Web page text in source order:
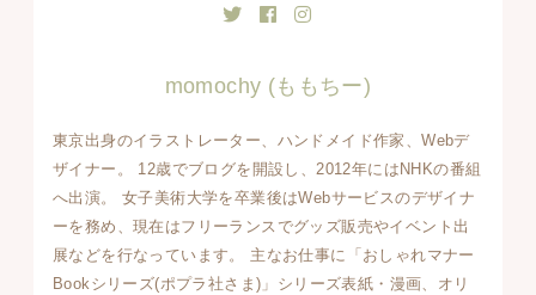
momochy (ももちー)
東京出身のイラストレーター、ハンドメイド作家、Webデ
ザイナー。 12歳でブログを開設し、2012年にはNHKの番組
へ出演。 女子美術大学を卒業後はWebサービスのデザイナ
ーを務め、現在はフリーランスでグッズ販売やイベント出
展などを行なっています。 主なお仕事に「おしゃれマナー
Bookシリーズ(ポプラ社さま)」シリーズ表紙・漫画、オリ